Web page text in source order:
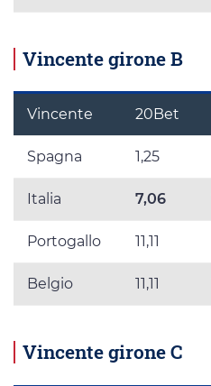
Vincente girone B
Vincente 20Bet
Spagna 1,25
Italia 7,06
Portogallo 11,11
Belgio 11,11
Vincente girone C